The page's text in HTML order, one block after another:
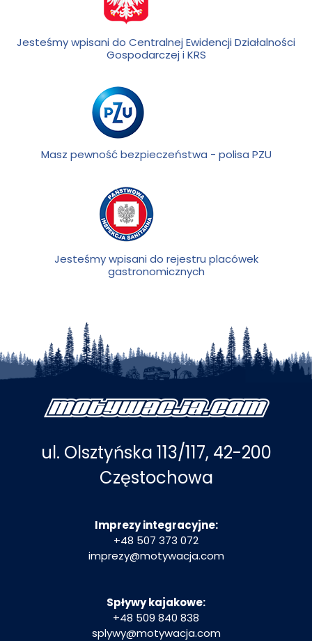
Jesteśmy wpisani do Centralnej Ewidencji Działalności
Gospodarczej i KRS
Masz pewność bezpieczeństwa - polisa PZU
Jesteśmy wpisani do rejestru placówek
gastronomicznych
ul. Olsztyńska 113/117, 42-200
Częstochowa
Imprezy integracyjne:
+48 507 373 072
imprezy@motywacja.com
Spływy kajakowe:
+48 509 840 838
splywy@motywacja.com